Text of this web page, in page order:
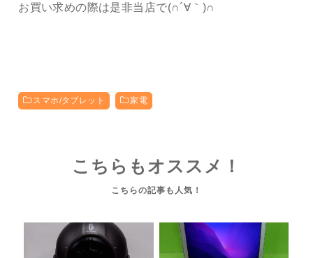
お買い求めの際は是非当店で(∩´∀｀)∩
スマホ/タブレット 家電
こちらもオススメ！